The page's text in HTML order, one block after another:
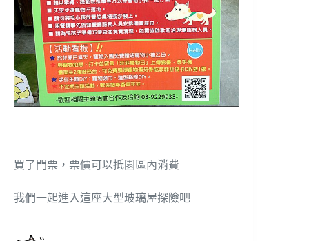
買了門票，票價可以抵園區內消費
我們一起進入這座大型玻璃屋探險吧